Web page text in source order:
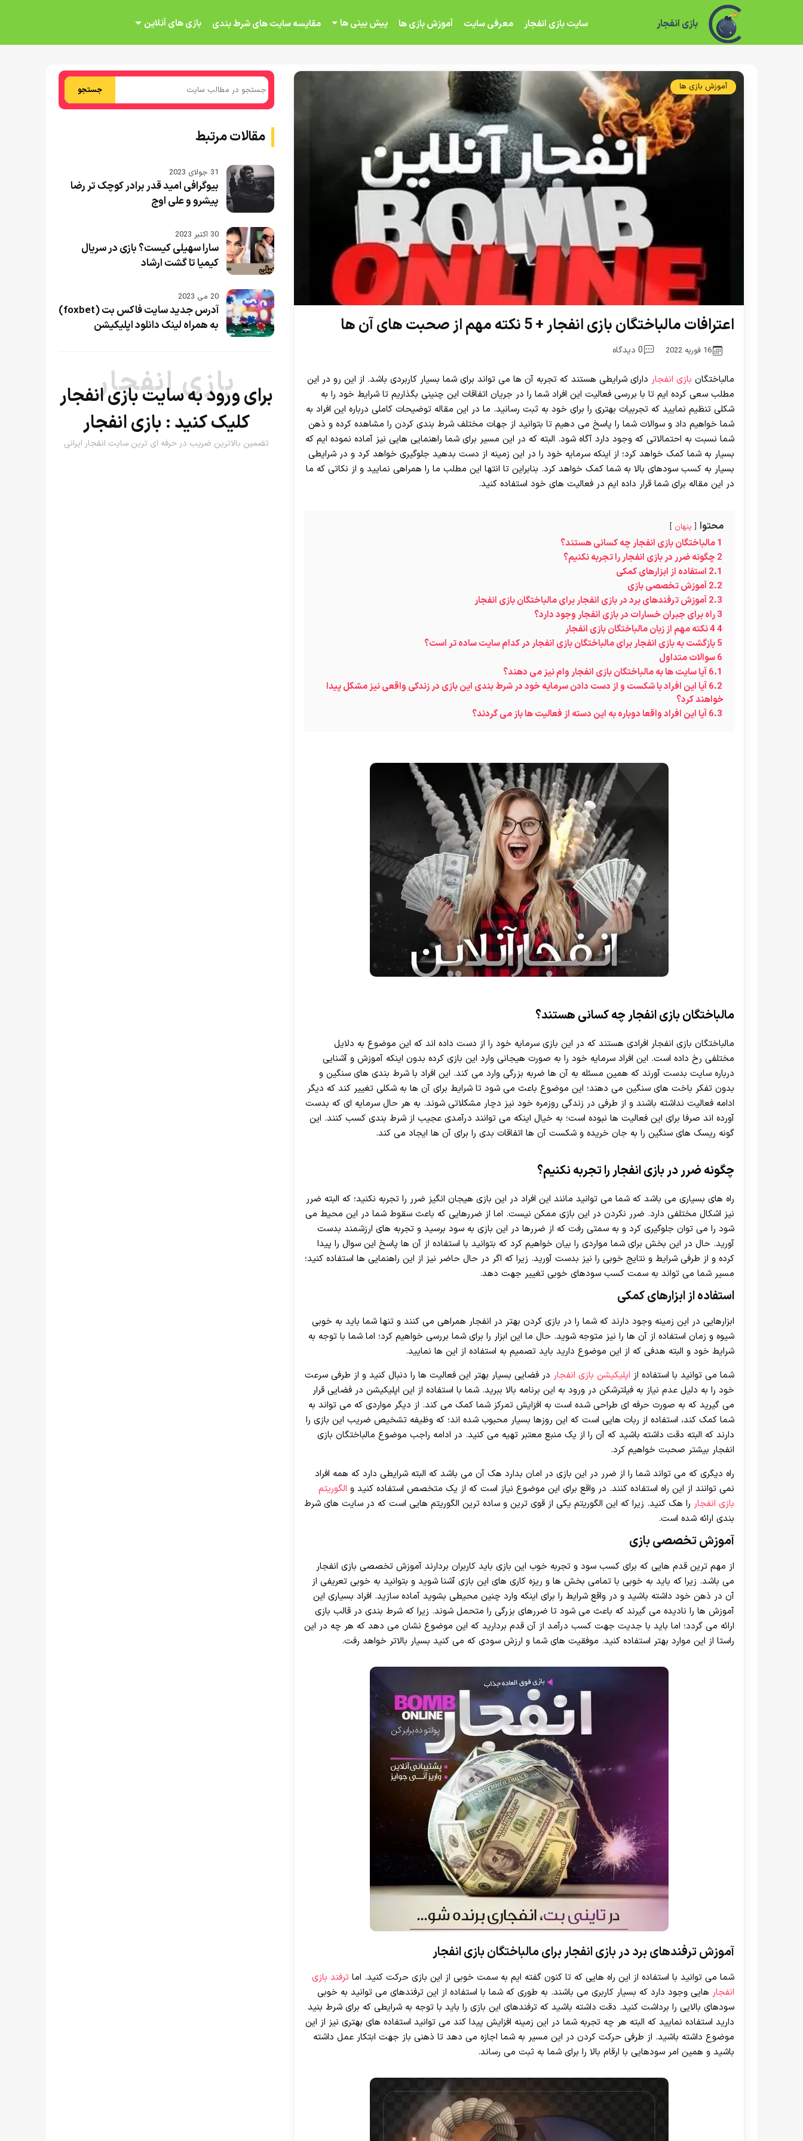
30 تا 50 درصد شارژ هدیه بیشتر فقط با ثبت نام در هات بت
بازی انفجار سایت بازی انفجار معرفی سایت آموزش بازی ها پیش بینی ها مقایسه سایت های شرط بندی بازی های آنلاین
آموزش بازی ها
اعترافات مالباختگان بازی انفجار + 5 نکته مهم از صحبت های آن ها
16 فوریه 2022 0 دیدگاه
مالباختگان بازی انفجار دارای شرایطی هستند که تجربه آن ها می تواند برای شما بسیار کاربردی باشد. از این رو در این
مطلب سعی کرده ایم تا با بررسی فعالیت این افراد شما را در جریان اتفاقات این چنینی بگذاریم تا شرایط خود را به
شکلی تنظیم نمایید که تجربیات بهتری را برای خود به ثبت رسانید. ما در این مقاله توضیحات کاملی درباره این افراد به
شما خواهیم داد و سوالات شما را پاسخ می دهیم تا بتوانید از جهات مختلف شرط بندی کردن را مشاهده کرده و ذهن
شما نسبت به احتمالاتی که وجود دارد آگاه شود. البته که در این مسیر برای شما راهنمایی هایی نیز آماده نموده ایم که
بسیار به شما کمک خواهد کرد؛ از اینکه سرمایه خود را در این زمینه از دست بدهید جلوگیری خواهد کرد و در شرایطی
بسیار به کسب سودهای بالا به شما کمک خواهد کرد. بنابراین تا انتها این مطلب ما را همراهی نمایید و از نکاتی که ما
در این مقاله برای شما قرار داده ایم در فعالیت های خود استفاده کنید.
محتوا پنهان
1مالباختگان بازی انفجار چه کسانی هستند؟
2 چگونه ضرر در بازی انفجار را تجربه نکنیم؟
2.1 استفاده از ابزارهای کمکی
2.2آموزش تخصصی بازی
2.3آموزش ترفندهای برد در بازی انفجار برای مالباختگان بازی انفجار
3راه برای جبران خسارات در بازی انفجار وجود دارد؟
44 نکته مهم از زبان مالباختگان بازی انفجار
5بازگشت به بازی انفجار برای مالباختگان بازی انفجار در کدام سایت ساده تر است؟
6سوالات متداول
6.1آیا سایت ها به مالباختگان بازی انفجار وام نیز می دهند؟
6.2آیا این افراد با شکست و از دست دادن سرمایه خود در شرط بندی این بازی در زندکی واقعی نیز مشکل پیدا
خواهند کرد؟
6.3آیا این افراد واقعا دوباره به این دسته از فعالیت ها باز می گردند؟
مالباختگان بازی انفجار چه کسانی هستند؟
مالباختگان بازی انفجار افرادی هستند که در این بازی سرمایه خود را از دست داده اند که این موضوع به دلایل
مختلفی رخ داده است. این افراد سرمایه خود را به صورت هیجانی وارد این بازی کرده بدون اینکه آموزش و آشنایی
درباره سایت بدست آورند که همین مسئله به آن ها ضربه بزرگی وارد می کند. این افراد با شرط بندی های سنگین و
بدون تفکر باخت های سنگین می دهند؛ این موضوع باعث می شود تا شرایط برای آن ها به شکلی تغییر کند که دیگر
ادامه فعالیت نداشته باشند و از طرفی در زندگی روزمره خود نیز دچار مشکلاتی شوند. به هر حال سرمایه ای که بدست
آورده اند صرفا برای این فعالیت ها نبوده است؛ به خیال اینکه می توانند درآمدی عجیب از شرط بندی کسب کنند. این
گونه ریسک های سنگین را به جان خریده و شکست آن ها اتفاقات بدی را برای آن ها ایجاد می کند.
چگونه ضرر در بازی انفجار را تجربه نکنیم؟
راه های بسیاری می باشد که شما می توانید مانند این افراد در این بازی هیجان انگیز ضرر را تجربه نکنید؛ که البته ضرر
نیز اشکال مختلفی دارد. ضرر نکردن در این بازی ممکن نیست. اما از ضررهایی که باعث سقوط شما در این محیط می
شود را می توان جلوگیری کرد و به سمتی رفت که از ضررها در این بازی به سود برسید و تجربه های ارزشمند بدست
آورید. حال در این بخش برای شما مواردی را بیان خواهیم کرد که بتوانید با استفاده از آن ها پاسخ این سوال را پیدا
کرده و از طرفی شرایط و نتایج خوبی را نیز بدست آورید. زیرا که اگر در حال حاضر نیز از این راهنمایی ها استفاده کنید؛
مسیر شما می تواند به سمت کسب سودهای خوبی تغییر جهت دهد.
استفاده از ابزارهای کمکی
ابزارهایی در این زمینه وجود دارند که شما را در بازی کردن بهتر در انفجار همراهی می کنند و تنها شما باید به خوبی
شیوه و زمان استفاده از آن ها را نیز متوجه شوید. حال ما این ابزار را برای شما بررسی خواهیم کرد؛ اما شما با توجه به
شرایط خود و البته هدفی که از این موضوع دارید باید تصمیم به استفاده از این ها نمایید.
شما می توانید با استفاده از اپلیکیشن بازی انفجار در فضایی بسیار بهتر این فعالیت ها را دنبال کنید و از طرفی سرعت
خود را به دلیل عدم نیاز به فیلترشکن در ورود به این برنامه بالا ببرید. شما با استفاده از این اپلیکیشن در فضایی قرار
می گیرید که به صورت حرفه ای طراحی شده است به افزایش تمرکز شما کمک می کند. از دیگر مواردی که می تواند به
شما کمک کند، استفاده از ربات هایی است که این روزها بسیار محبوب شده اند؛ که وظیفه تشخیص ضریب این بازی را
دارند که البته دقت داشته باشید که آن را از یک منبع معتبر تهیه می کنید. در ادامه راجب موضوع مالباختگان بازی
انفجار بیشتر صحبت خواهیم کرد.
راه دیگری که می تواند شما را از ضرر در این بازی در امان بدارد هک آن می باشد که البته شرایطی دارد که همه افراد
نمی توانند از این راه استفاده کنند. در واقع برای این موضوع نیاز است که از یک متخصص استفاده کنید و الگوریتم
بازی انفجار را هک کنید. زیرا که این الگوریتم یکی از قوی ترین و ساده ترین الگوریتم هایی است که در سایت های شرط
بندی ارائه شده است.
آموزش تخصصی بازی
از مهم ترین قدم هایی که برای کسب سود و تجربه خوب این بازی باید کاربران بردارند آموزش تخصصی بازی انفجار
می باشد. زیرا که باید به خوبی با تمامی بخش ها و ریزه کاری های این بازی آشنا شوید و بتوانید به خوبی تعریفی از
آن در ذهن خود داشته باشید و در واقع شرایط را برای اینکه وارد چنین محیطی بشوید آماده سازید. افراد بسیاری این
آموزش ها را نادیده می گیرند که باعث می شود تا ضررهای بزرگی را متحمل شوند. زیرا که شرط بندی در قالب بازی
ارائه می گردد؛ اما باید با جدیت جهت کسب درآمد از آن قدم بردارید که این موضوع نشان می دهد که هر چه در این
راستا از این موارد بهتر استفاده کنید. موفقیت های شما و ارزش سودی که می کنید بسیار بالاتر خواهد رفت.
آموزش ترفندهای برد در بازی انفجار برای مالباختگان بازی انفجار
شما می توانید با استفاده از این راه هایی که تا کنون گفته ایم به سمت خوبی از این بازی حرکت کنید. اماترفند بازی
انفجار هایی وجود دارد که بسیار کاربری می باشند. به طوری که شما با استفاده از این ترفندهای می توانید به خوبی
سودهای بالایی را برداشت کنید. دقت داشته باشید که ترفندهای این بازی را باید با توجه به شرایطی که برای شرط بنید
دارید استفاده نمایید که البته هر چه تجربه شما در این زمینه افزایش پیدا کند می توانید استفاده های بهتری نیز از این
موضوع داشته باشید. از طرفی حرکت کردن در این مسیر به شما اجازه می دهد تا ذهنی باز جهت ابتکار عمل داشته
باشید و همین امر سودهایی با ارقام بالا را برای شما به ثبت می رساند.
جستجو
مقالات مرتبط
31 جولای 2023
بیوگرافی امید قدر برادر کوچک تر رضا
پیشرو و علی اوج
30 اکتبر 2023
سارا سهیلی کیست؟ بازی در سریال
کیمیا تا گشت ارشاد
20 می 2023
آدرس جدید سایت فاکس بت (foxbet)
به همراه لینک دانلود اپلیکیشن
بازی انفجار
برای ورود به سایت بازی انفجار
کلیک کنید : بازی انفجار
تضمین بالاترین ضریب در حرفه ای ترین سایت انفجار ایرانی